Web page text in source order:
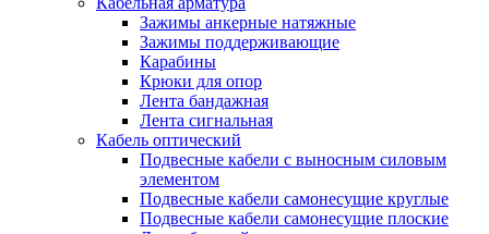
Зажимы анкерные натяжные
Зажимы поддерживающие
Карабины
Крюки для опор
Лента бандажная
Лента сигнальная
Кабель оптический
Подвесные кабели с выносным силовым
элементом
Подвесные кабели самонесущие круглые
Подвесные кабели самонесущие плоские